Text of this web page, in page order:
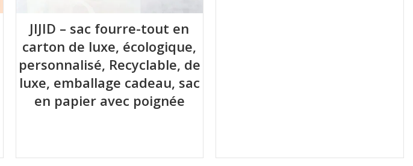
JIJID – sac fourre-tout en
carton de luxe, écologique,
personnalisé, Recyclable, de
luxe, emballage cadeau, sac
en papier avec poignée